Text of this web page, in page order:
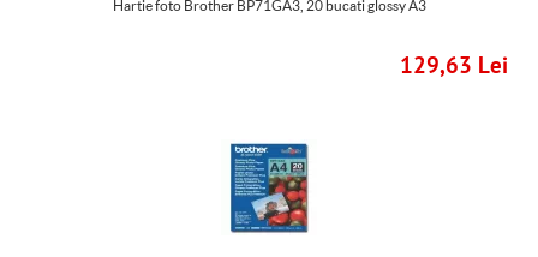
Hartie foto Brother BP71GA3, 20 bucati glossy A3
129,63 Lei